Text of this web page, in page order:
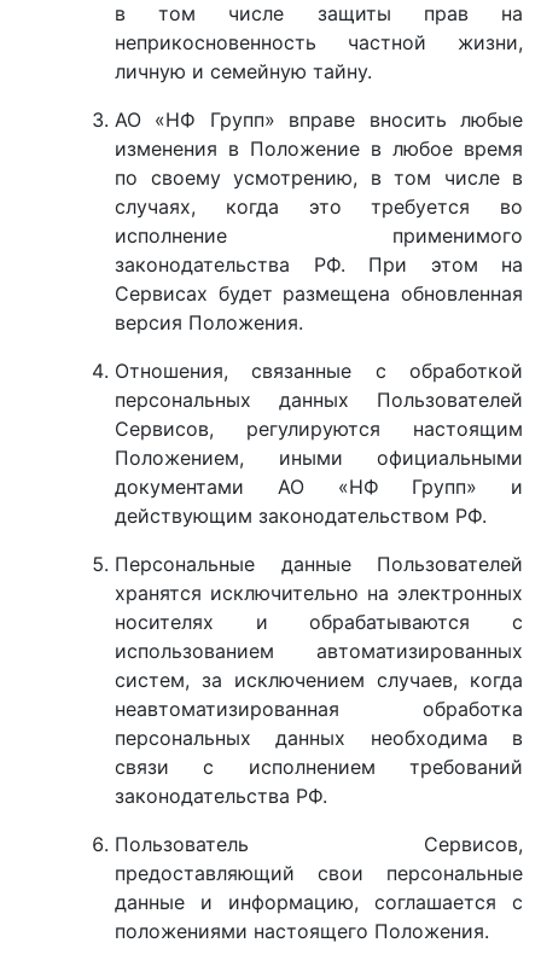
в том числе защиты прав на
неприкосновенность частной жизни,
личную и семейную тайну.
АО «НФ Групп» вправе вносить любые
изменения в Положение в любое время
по своему усмотрению, в том числе в
случаях, когда это требуется во
исполнение применимого
законодательства РФ. При этом на
Сервисах будет размещена обновленная
версия Положения.
Отношения, связанные с обработкой
персональных данных Пользователей
Сервисов, регулируются настоящим
Положением, иными официальными
документами АО «НФ Групп» и
действующим законодательством РФ.
Персональные данные Пользователей
хранятся исключительно на электронных
носителях и обрабатываются с
использованием автоматизированных
систем, за исключением случаев, когда
неавтоматизированная обработка
персональных данных необходима в
связи с исполнением требований
законодательства РФ.
Пользователь Сервисов,
предоставляющий свои персональные
данные и информацию, соглашается с
положениями настоящего Положения.